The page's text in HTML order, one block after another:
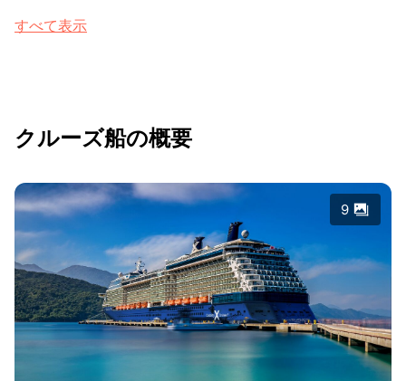
すべて表示
クルーズ船の概要
9